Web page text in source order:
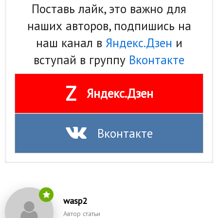
Поставь лайк, это важно для
наших авторов, подпишись на
наш канал в Яндекс.Дзен и
вступай в группу Вконтакте
Z Яндекс.Дзен
Вконтакте
wasp2
Автор статьи